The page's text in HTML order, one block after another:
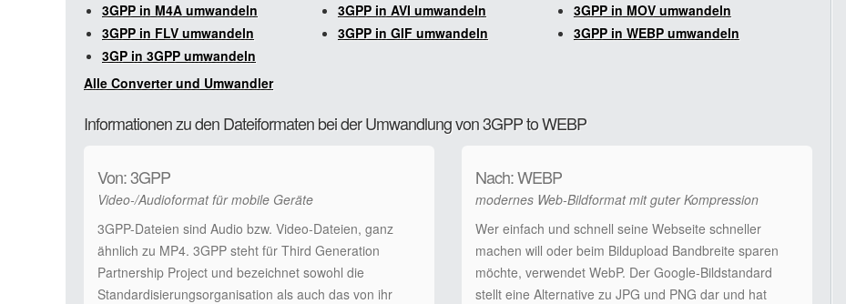
3GPP in M4A umwandeln
3GPP in AVI umwandeln
3GPP in MOV umwandeln
3GPP in FLV umwandeln
3GPP in GIF umwandeln
3GPP in WEBP umwandeln
3GP in 3GPP umwandeln
Alle Converter und Umwandler
Informationen zu den Dateiformaten bei der Umwandlung von 3GPP to WEBP
Von: 3GPP
Video-/Audioformat für mobile Geräte
3GPP-Dateien sind Audio bzw. Video-Dateien, ganz
ähnlich zu MP4. 3GPP steht für Third Generation
Partnership Project und bezeichnet sowohl die
Standardisierungsorganisation als auch das von ihr
Nach: WEBP
modernes Web-Bildformat mit guter Kompression
Wer einfach und schnell seine Webseite schneller
machen will oder beim Bildupload Bandbreite sparen
möchte, verwendet WebP. Der Google-Bildstandard
stellt eine Alternative zu JPG und PNG dar und hat